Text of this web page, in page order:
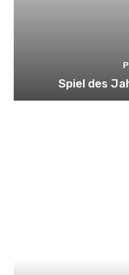
Spiel des